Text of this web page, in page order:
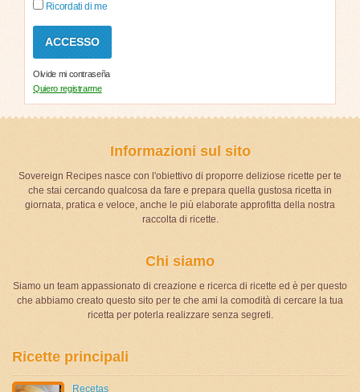
Ricordati di me
Olvide mi contraseña
Quiero registrarme
Informazioni sul sito
Sovereign Recipes nasce con l'obiettivo di proporre deliziose ricette per te
che stai cercando qualcosa da fare e prepara quella gustosa ricetta in
giornata, pratica e veloce, anche le più elaborate approfitta della nostra
raccolta di ricette.
Chi siamo
Siamo un team appassionato di creazione e ricerca di ricette ed è per questo
che abbiamo creato questo sito per te che ami la comodità di cercare la tua
ricetta per poterla realizzare senza segreti.
Ricette principali
Recetas